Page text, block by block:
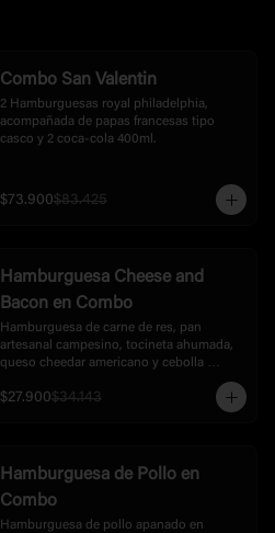
Combo San Valentin
2 Hamburguesas royal philadelphia,
acompañada de papas francesas tipo
casco y 2 coca-cola 400ml.
$73.900$83.425
Hamburguesa Cheese and
Bacon en Combo
Hamburguesa de carne de res, pan
artesanal campesino, tocineta ahumada,
queso cheedar americano y cebolla
$27.900$34.143
Hamburguesa de Pollo en
Combo
Hamburguesa de pollo apanado en